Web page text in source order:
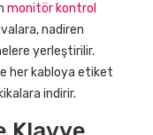
monitör kontrol
nadiren
yerleştirilir.
her kabloya etiket
indirir.